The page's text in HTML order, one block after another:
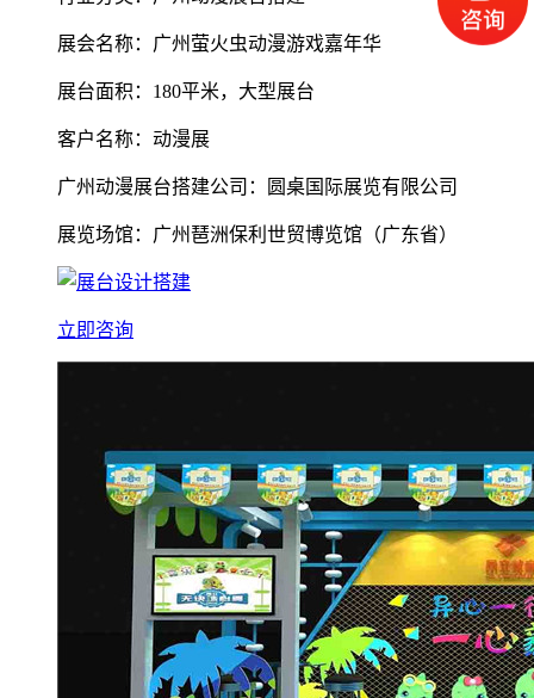
展会名称：广州萤火虫动漫游戏嘉年华
展台面积：180平米，大型展台
客户名称：动漫展
广州动漫展台搭建公司：圆桌国际展览有限公司
展览场馆：广州琶洲保利世贸博览馆（广东省）
立即咨询